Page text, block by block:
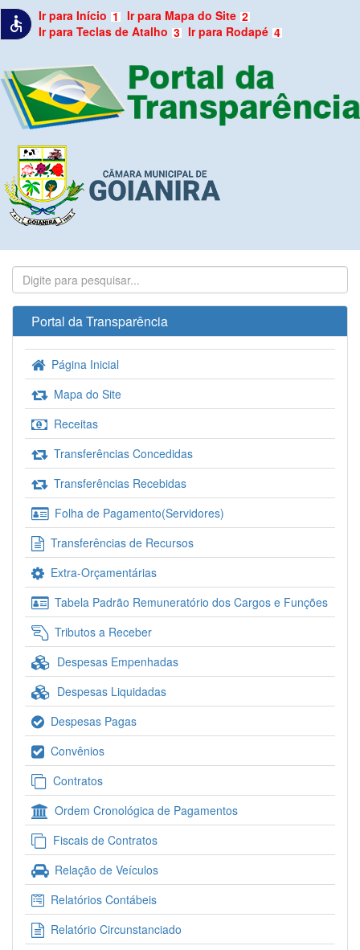
accessible Ir para Início 1 Ir para Mapa do Site 2
Ir para Teclas de Atalho 3 Ir para Rodapé 4
Portal da Transparência
Página Inicial
Mapa do Site
Receitas
Transferências Concedidas
Transferências Recebidas
Folha de Pagamento(Servidores)
Transferências de Recursos
Extra-Orçamentárias
Tabela Padrão Remuneratório dos Cargos e Funções
Tributos a Receber
Despesas Empenhadas
Despesas Liquidadas
Despesas Pagas
Convênios
Contratos
Ordem Cronológica de Pagamentos
Fiscais de Contratos
Relação de Veículos
Relatórios Contábeis
Relatório Circunstanciado